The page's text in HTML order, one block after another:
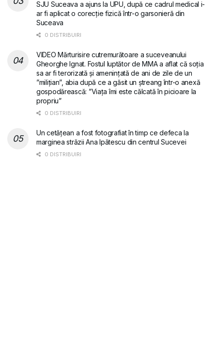
SJU Suceava a ajuns la UPU, după ce cadrul medical i-
ar fi aplicat o corecție fizică într-o garsonieră din
Suceava
0 DISTRIBUIRI
VIDEO Mărturisire cutremurătoare a suceveanului
Gheorghe Ignat. Fostul luptător de MMA a aflat că soția
sa ar fi terorizată și amenințată de ani de zile de un
”milițian”, abia după ce a găsit un ștreang într-o anexă
gospodărească: ”Viața îmi este călcată în picioare la
propriu”
0 DISTRIBUIRI
Un cetățean a fost fotografiat în timp ce defeca la
marginea străzii Ana Ipătescu din centrul Sucevei
0 DISTRIBUIRI